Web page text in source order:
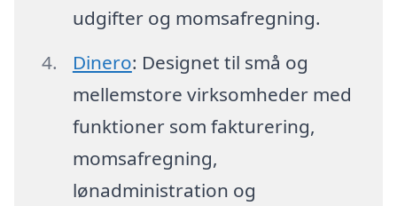
udgifter og momsafregning.
Dinero: Designet til små og
mellemstore virksomheder med
funktioner som fakturering,
momsafregning,
lønadministration og